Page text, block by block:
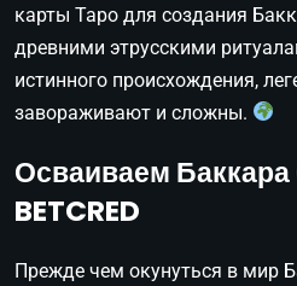
карты Таро для создания
древними этрусскими
истинного происхождения,
завораживают и сложны.
Осваиваем
BETCRED
Прежде чем окунуться в мир